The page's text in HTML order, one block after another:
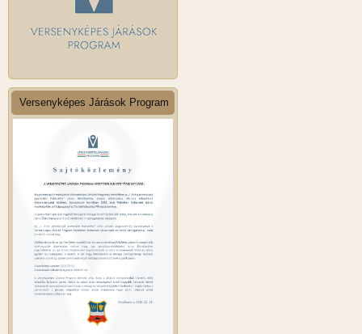
Versenyképes Járások Program